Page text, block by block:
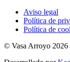
Aviso legal
Política de
Política de
© Vasa Arroyo 2026